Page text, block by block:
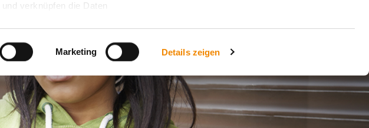
verknüpfen die Daten
in unsererCookie-Übersicht. Wenn
sind, müssen Sie alle Cookie-
Ihre Einwilligung für diese
widerrufen. Bitte beachten Sie:
Marketing Details zeigen